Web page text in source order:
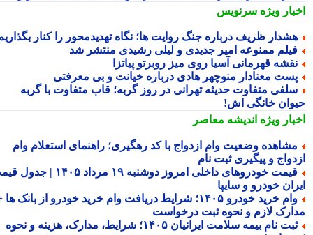
ویژهسرنویس
ظریف درباره جنگ روایت ها؛ نگاه تهدیدمحور را کنار بگذاریم
ممنوعه امیر جدیدی و لیلی رشیدی منتشر شد
قهرمانی آسیا روی میز روبرتو پیاتزا
معنادار منوچهر هادی درباره خیانت و بی معرفتی
متفاوت حدیثه تهرانی در روز گربه؛ قاب متفاوت با گربه
خانگی اش!
ویژهاندیشه معاصر
وضعیت وام ازدواج با کد رهگیری؛ راهنمای استعلام وام
و پیگیری ثبت نام
قیمت خودروهای داخلی امروز دوشنبه ۱۹ مرداد ۱۴۰۵ | جدول قیمت
خودرو و سایپا
وام خرید خودرو ۱۴۰۵؛ شرایط دریافت وام خرید خودرو از بانک ها +
لازم و نحوه ثبت درخواست
ثبت نام بیمه سلامت ایرانیان ۱۴۰۵؛ شرایط، مدارک، هزینه و نحوه